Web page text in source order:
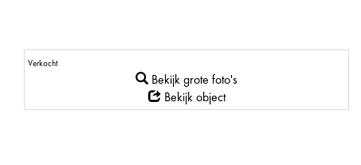
Verkocht
Bekijk grote foto's
Bekijk object